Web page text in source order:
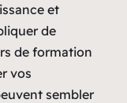
et
de
de formation
vos
sembler